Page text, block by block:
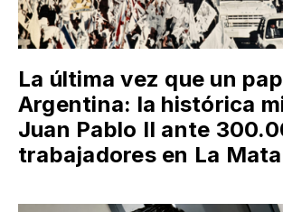
La última vez que un
Argentina: la histórica
Juan Pablo II ante
trabajadores en La